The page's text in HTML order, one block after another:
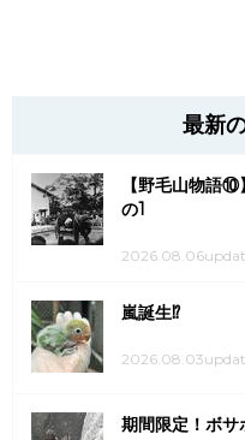
最新
【野毛山物語
の1
嵐誕生⁉
期間限定！ボサ